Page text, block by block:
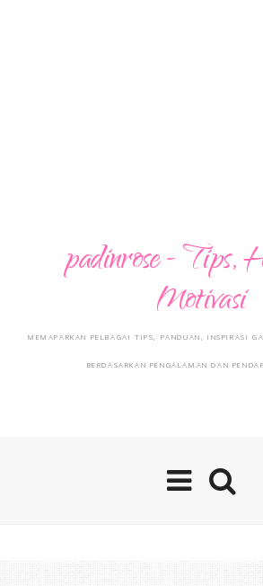
padinrose - Tips,
Motivasi
MEMAPARKAN PELBAGAI TIPS, PANDUAN, INSPIRASI
BERDASARKAN PENGALAMAN DAN